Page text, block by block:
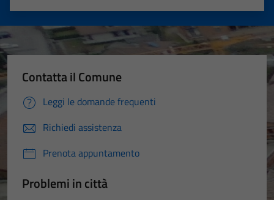
Valuta 5 stelle su 5
Valuta 4 stelle su 5
Valuta 3 stelle su 5
Valuta 2 stelle su 5
Valuta 1 stelle su 5
Contatta il Comune
Leggi le domande frequenti
Richiedi assistenza
Prenota appuntamento
Problemi in città